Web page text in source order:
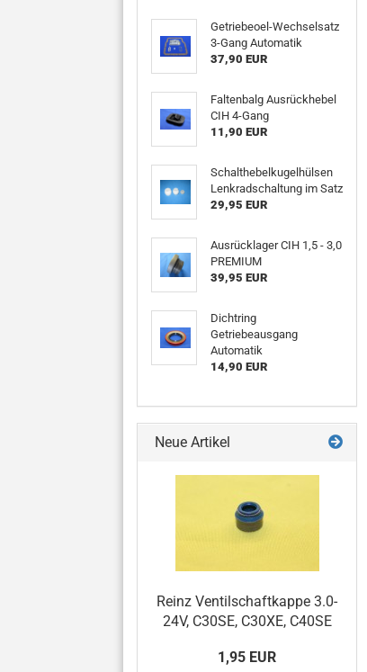
Getriebeoel-Wechselsatz
3-Gang Automatik
37,90 EUR
Faltenbalg Ausrückhebel
CIH 4-Gang
11,90 EUR
Schalthebelkugelhülsen
Lenkradschaltung im Satz
29,95 EUR
Ausrücklager CIH 1,5 - 3,0
PREMIUM
39,95 EUR
Dichtring
Getriebeausgang
Automatik
14,90 EUR
Neue Artikel
Reinz Ventilschaftkappe 3.0-
24V, C30SE, C30XE, C40SE
1,95 EUR